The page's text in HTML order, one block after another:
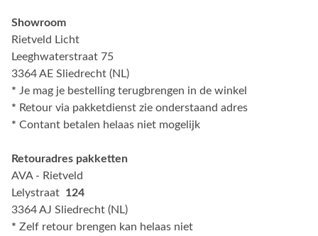
Showroom
Rietveld Licht
Leeghwaterstraat 75
3364 AE Sliedrecht (NL)
* Je mag je bestelling terugbrengen in de winkel
* Retour via pakketdienst zie onderstaand adres
* Contant betalen helaas niet mogelijk
Retouradres pakketten
AVA - Rietveld
Lelystraat 124
3364 AJ Sliedrecht (NL)
* Zelf retour brengen kan helaas niet